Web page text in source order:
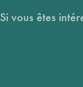
Si vous êtes